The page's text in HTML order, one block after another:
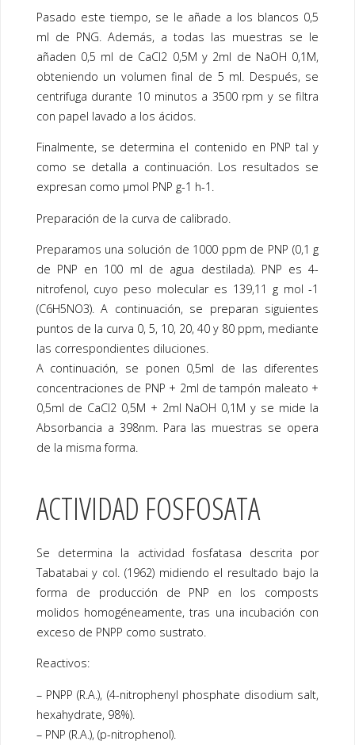
Pasado este tiempo, se le añade a los blancos 0,5
ml de PNG. Además, a todas las muestras se le
añaden 0,5 ml de CaCl2 0,5M y 2ml de NaOH 0,1M,
obteniendo un volumen final de 5 ml. Después, se
centrifuga durante 10 minutos a 3500 rpm y se filtra
con papel lavado a los ácidos.
Finalmente, se determina el contenido en PNP tal y
como se detalla a continuación. Los resultados se
expresan como µmol PNP g-1 h-1.
Preparación de la curva de calibrado.
Preparamos una solución de 1000 ppm de PNP (0,1 g
de PNP en 100 ml de agua destilada). PNP es 4-
nitrofenol, cuyo peso molecular es 139,11 g mol -1
(C6H5NO3). A continuación, se preparan siguientes
puntos de la curva 0, 5, 10, 20, 40 y 80 ppm, mediante
las correspondientes diluciones.
A continuación, se ponen 0,5ml de las diferentes
concentraciones de PNP + 2ml de tampón maleato +
0,5ml de CaCl2 0,5M + 2ml NaOH 0,1M y se mide la
Absorbancia a 398nm. Para las muestras se opera
de la misma forma.
ACTIVIDAD FOSFOSATA
Se determina la actividad fosfatasa descrita por
Tabatabai y col. (1962) midiendo el resultado bajo la
forma de producción de PNP en los composts
molidos homogéneamente, tras una incubación con
exceso de PNPP como sustrato.
Reactivos:
– PNPP (R.A.), (4-nitrophenyl phosphate disodium salt,
hexahydrate, 98%).
– PNP (R.A.), (p-nitrophenol).